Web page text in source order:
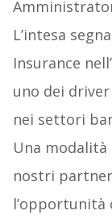
L’intesa
Insurance
uno dei
nei settori
Una
nostri